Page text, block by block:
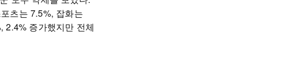
츠는 7.5%, 잡화는
2.4% 증가했지만 전체